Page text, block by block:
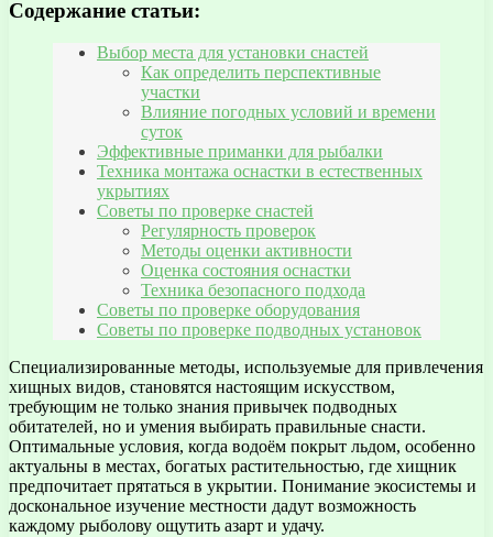
Содержание статьи:
Выбор места для установки снастей
Как определить перспективные
участки
Влияние погодных условий и времени
суток
Эффективные приманки для рыбалки
Техника монтажа оснастки в естественных
укрытиях
Советы по проверке снастей
Регулярность проверок
Методы оценки активности
Оценка состояния оснастки
Техника безопасного подхода
Советы по проверке оборудования
Советы по проверке подводных установок
Специализированные методы, используемые для привлечения
хищных видов, становятся настоящим искусством,
требующим не только знания привычек подводных
обитателей, но и умения выбирать правильные снасти.
Оптимальные условия, когда водоём покрыт льдом, особенно
актуальны в местах, богатых растительностью, где хищник
предпочитает прятаться в укрытии. Понимание экосистемы и
доскональное изучение местности дадут возможность
каждому рыболову ощутить азарт и удачу.